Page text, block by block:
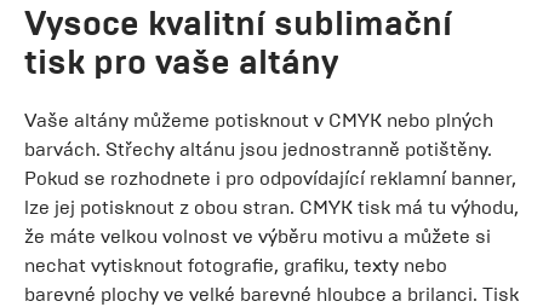
Vysoce kvalitní sublimační
tisk pro vaše altány
Vaše altány můžeme potisknout v CMYK nebo plných
barvách. Střechy altánu jsou jednostranně potištěny.
Pokud se rozhodnete i pro odpovídající reklamní banner,
lze jej potisknout z obou stran. CMYK tisk má tu výhodu,
že máte velkou volnost ve výběru motivu a můžete si
nechat vytisknout fotografie, grafiku, texty nebo
barevné plochy ve velké barevné hloubce a brilanci. Tisk